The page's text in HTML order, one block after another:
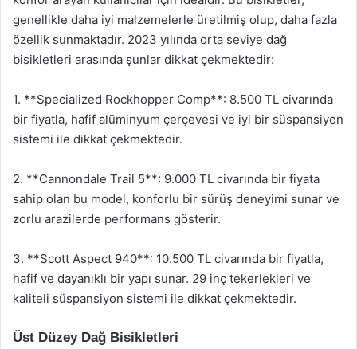
genellikle daha iyi malzemelerle üretilmiş olup, daha fazla
özellik sunmaktadır. 2023 yılında orta seviye dağ
bisikletleri arasında şunlar dikkat çekmektedir:
1. **Specialized Rockhopper Comp**: 8.500 TL civarında
bir fiyatla, hafif alüminyum çerçevesi ve iyi bir süspansiyon
sistemi ile dikkat çekmektedir.
2. **Cannondale Trail 5**: 9.000 TL civarında bir fiyata
sahip olan bu model, konforlu bir sürüş deneyimi sunar ve
zorlu arazilerde performans gösterir.
3. **Scott Aspect 940**: 10.500 TL civarında bir fiyatla,
hafif ve dayanıklı bir yapı sunar. 29 inç tekerlekleri ve
kaliteli süspansiyon sistemi ile dikkat çekmektedir.
Üst Düzey Dağ Bisikletleri